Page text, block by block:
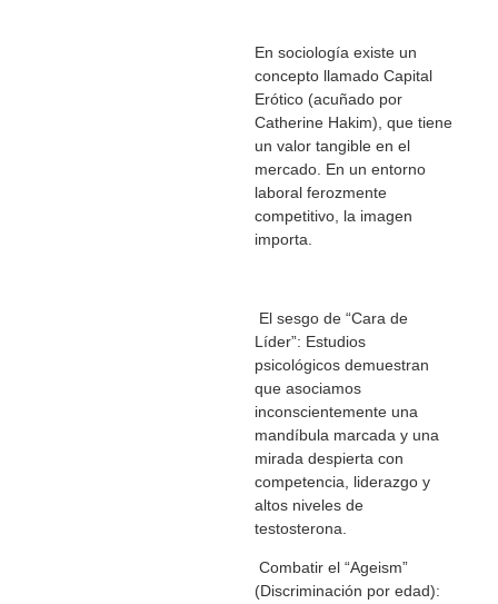
En sociología existe un
concepto llamado Capital
Erótico (acuñado por
Catherine Hakim), que tiene
un valor tangible en el
mercado. En un entorno
laboral ferozmente
competitivo, la imagen
importa.
El sesgo de “Cara de
Líder”: Estudios
psicológicos demuestran
que asociamos
inconscientemente una
mandíbula marcada y una
mirada despierta con
competencia, liderazgo y
altos niveles de
testosterona.
Combatir el “Ageism”
(Discriminación por edad):